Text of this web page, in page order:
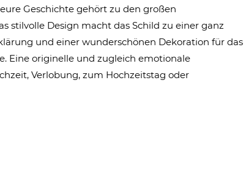
Geschichte gehört zu den großen
stilvolle Design macht das Schild zu einer ganz
und einer wunderschönen Dekoration für das
Eine originelle und zugleich emotionale
Verlobung, zum Hochzeitstag oder